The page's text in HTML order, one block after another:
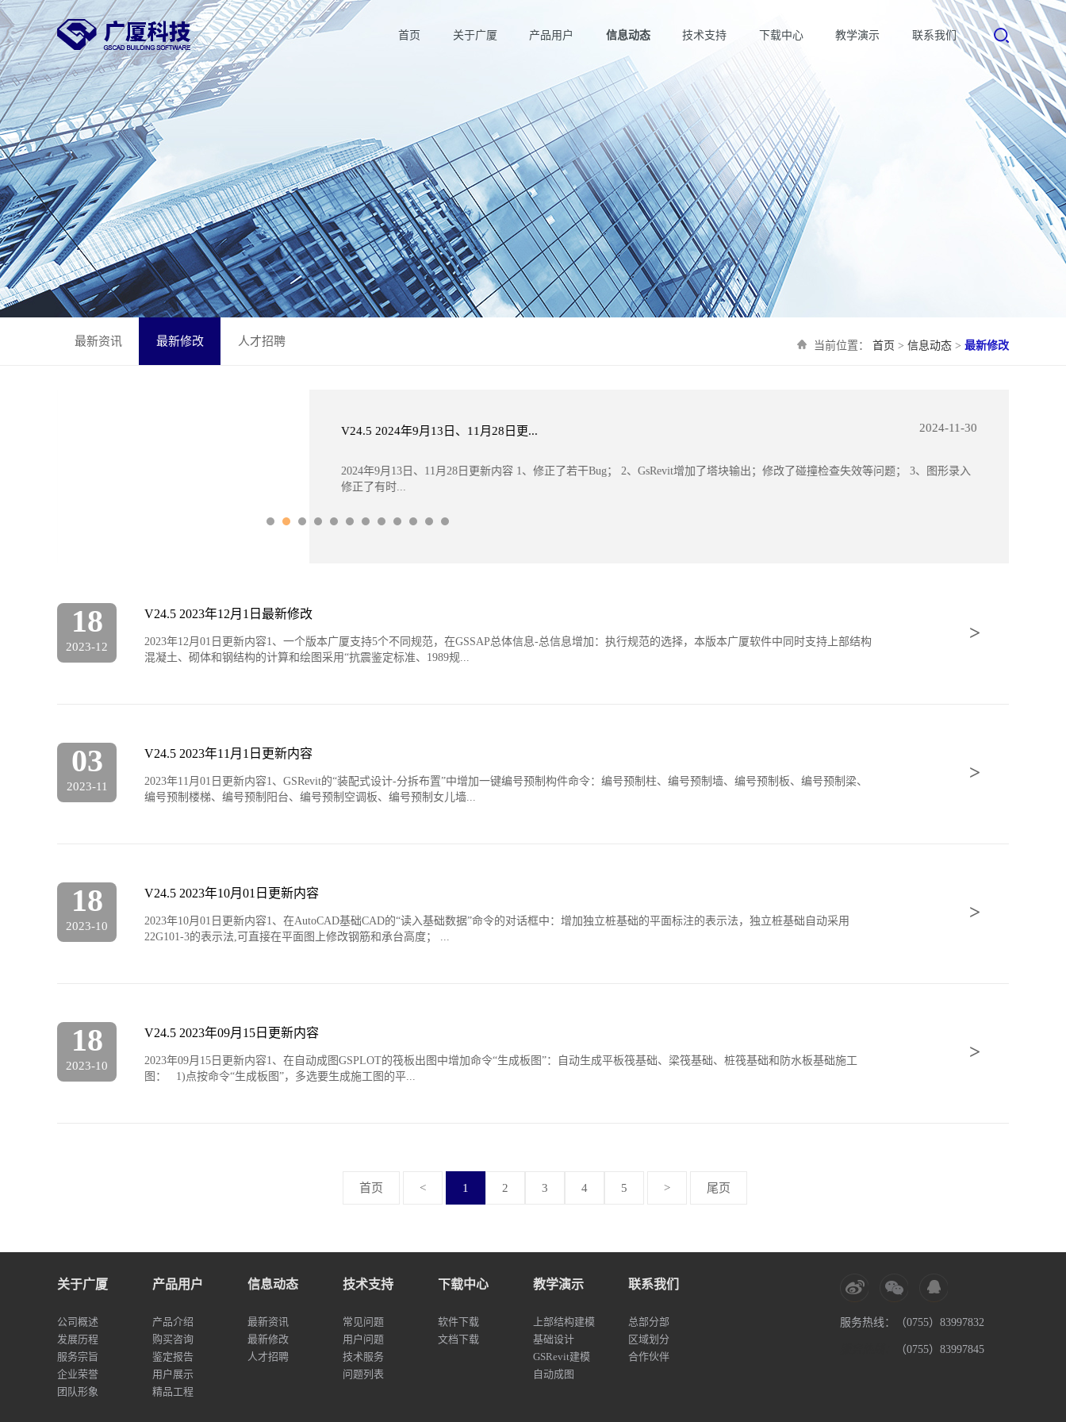
首页 关于广厦 产品用户 信息动态 技术支持 下载中心 教学演示 联系我们
最新资讯 最新修改 人才招聘 当前位置： 首页 > 信息动态 > 最新修改
V24.5 2024年9月13日、11月28日更... 2024-11-30
2024年9月13日、11月28日更新内容 1、修正了若干Bug； 2、GsRevit增加了塔块输出；修改了碰撞检查失效等问题； 3、图形录入
修正了有时...
18
2023-12
V24.5 2023年12月1日最新修改
2023年12月01日更新内容1、一个版本广厦支持5个不同规范，在GSSAP总体信息-总信息增加：执行规范的选择，本版本广厦软件中同时支持上部结构
混凝土、砌体和钢结构的计算和绘图采用“抗震鉴定标准、1989规...
>
03
2023-11
V24.5 2023年11月1日更新内容
2023年11月01日更新内容1、GSRevit的“装配式设计-分拆布置”中增加一键编号预制构件命令：编号预制柱、编号预制墙、编号预制板、编号预制梁、
编号预制楼梯、编号预制阳台、编号预制空调板、编号预制女儿墙...
>
18
2023-10
V24.5 2023年10月01日更新内容
2023年10月01日更新内容1、在AutoCAD基础CAD的“读入基础数据”命令的对话框中：增加独立桩基础的平面标注的表示法，独立桩基础自动采用
22G101-3的表示法,可直接在平面图上修改钢筋和承台高度； ...
>
18
2023-10
V24.5 2023年09月15日更新内容
2023年09月15日更新内容1、在自动成图GSPLOT的筏板出图中增加命令“生成板图”：自动生成平板筏基础、梁筏基础、桩筏基础和防水板基础施工
图： 1)点按命令“生成板图”，多选要生成施工图的平...
>
首页 < 1 2 3 4 5 > 尾页
服务热线：（0755）83997832
（0755）83997845
关于广厦
公司概述
发展历程
服务宗旨
企业荣誉
团队形象
产品用户
产品介绍
购买咨询
鉴定报告
用户展示
精品工程
信息动态
最新资讯
最新修改
人才招聘
技术支持
常见问题
用户问题
技术服务
问题列表
下载中心
软件下载
文档下载
教学演示
上部结构建模
基础设计
GSRevit建模
自动成图
联系我们
总部分部
区域划分
合作伙伴